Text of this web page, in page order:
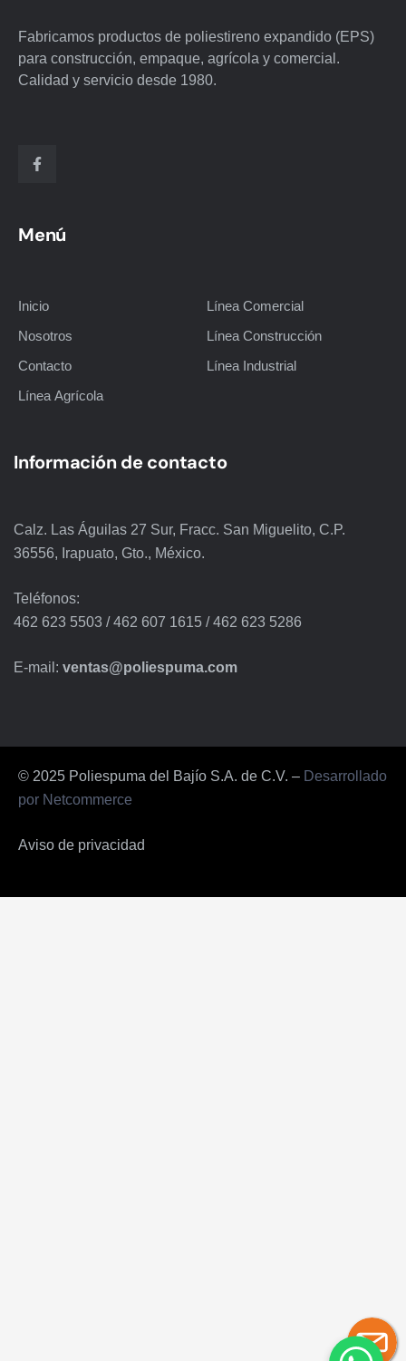
Fabricamos productos de poliestireno expandido (EPS)
para construcción, empaque, agrícola y comercial.
Calidad y servicio desde 1980.
Menú
Inicio
Nosotros
Contacto
Línea Agrícola
Línea Comercial
Línea Construcción
Línea Industrial
Información de contacto
Calz. Las Águilas 27 Sur, Fracc. San Miguelito, C.P.
36556, Irapuato, Gto., México.
Teléfonos:
462 623 5503 /462 607 1615 /462 623 5286
E-mail: ventas@poliespuma.com
© 2025 Poliespuma del Bajío S.A. de C.V. – Desarrollado
por Netcommerce
Aviso de privacidad